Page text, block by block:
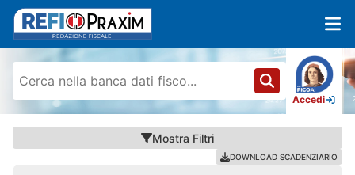
Accedi
Mostra Filtri
DOWNLOAD SCADENZIARIO